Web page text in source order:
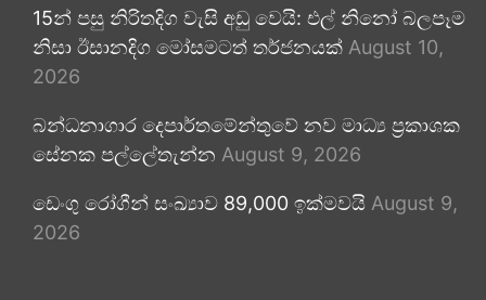
15න් පසු නිරිතදිග වැසි අඩු වෙයි: එල් නිනෝ බලපෑම
නිසා ඊසානදිග මෝසමටත් තර්ජනයක් August 10,
2026
බන්ධනාගාර දෙපාර්තමේන්තුවේ නව මාධ්‍ය ප්‍රකාශක
සේනක පල්ලේතැන්න August 9, 2026
ඩෙංගු රෝගීන් සංඛ්‍යාව 89,000 ඉක්මවයි August 9,
2026